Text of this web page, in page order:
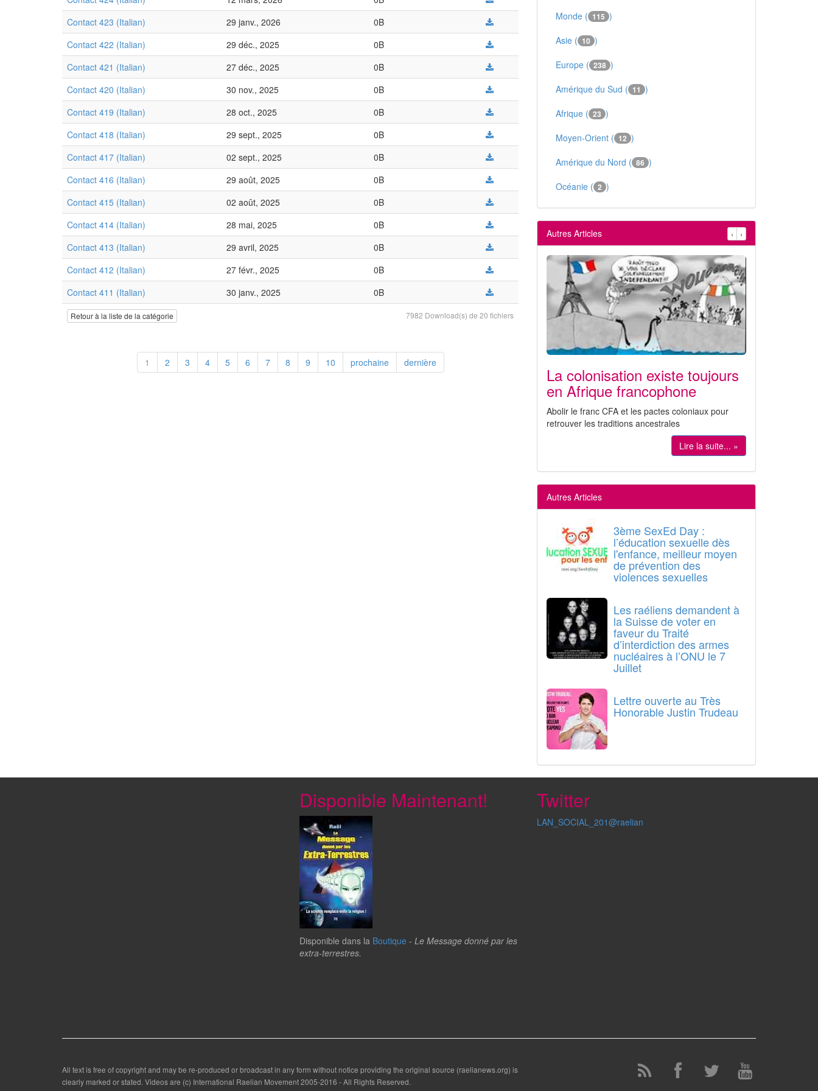
Contact 423 (Italian)
29 janv., 2026
0B
Contact 422 (Italian)
29 déc., 2025
0B
Contact 421 (Italian)
27 déc., 2025
0B
Contact 420 (Italian)
30 nov., 2025
0B
Contact 419 (Italian)
28 oct., 2025
0B
Contact 418 (Italian)
29 sept., 2025
0B
Contact 417 (Italian)
02 sept., 2025
0B
Contact 416 (Italian)
29 août, 2025
0B
Contact 415 (Italian)
02 août, 2025
0B
Contact 414 (Italian)
28 mai, 2025
0B
Contact 413 (Italian)
29 avril, 2025
0B
Contact 412 (Italian)
27 févr., 2025
0B
Contact 411 (Italian)
30 janv., 2025 0B
Retour à la liste de la catégorie 7982 Download(s) de 20 fichiers
1 2 3 4 5 6 7 8 9 10 prochaine dernière
Monde ( 115 )
Asie ( 10 )
Europe ( 238 )
Amérique du Sud ( 11 )
Afrique ( 23 )
Moyen-Orient ( 12 )
Amérique du Nord ( 86 )
Océanie ( 2 )
Autres Articles ‹ ›
La colonisation existe toujours
en Afrique francophone
Abolir le franc CFA et les pactes coloniaux pour
retrouver les traditions ancestrales
Lire la suite... »
Autres Articles
3ème SexEd Day :
l’éducation sexuelle dès
l'enfance, meilleur moyen
de prévention des
violences sexuelles
Les raéliens demandent à
la Suisse de voter en
faveur du Traité
d’interdiction des armes
nucléaires à l’ONU le 7
Juillet
Lettre ouverte au Très
Honorable Justin Trudeau
Disponible Maintenant!
Disponible dans la Boutique - Le Message donné par les
extra-terrestres.
Twitter
LAN_SOCIAL_201@raelian
All text is free of copyright and may be re-produced or broadcast in any form without notice providing the original source (raelianews.org) is
clearly marked or stated. Videos are (c) International Raelian Movement 2005-2016 - All Rights Reserved.